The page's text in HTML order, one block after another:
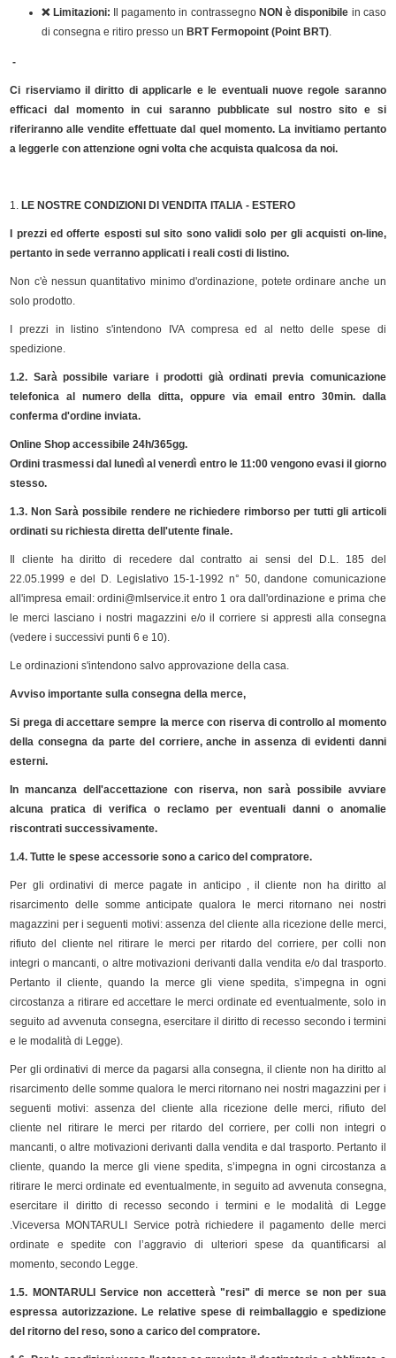
❌ Limitazioni: Il pagamento in contrassegno NON è disponibile in caso
di consegna e ritiro presso unBRT Fermopoint (Point BRT)
-
Ci riserviamo il diritto di applicarle e le eventuali nuove regole saranno
efficaci dal momento in cui saranno pubblicate sul nostro sito e si
riferiranno alle vendite effettuate dal quel momento. La invitiamo pertanto
a leggerle con attenzione ogni volta che acquista qualcosa da noi.
1. LE NOSTRE CONDIZIONI DI VENDITA ITALIA - ESTERO
I prezzi ed offerte esposti sul sito sono validi solo per gli acquisti on-line,
pertanto in sede verranno applicati i reali costi di listino.
Non c'è nessun quantitativo minimo d'ordinazione, potete ordinare anche un
solo prodotto.
I prezzi in listino s'intendono IVA compresa ed al netto delle spese di
spedizione.
1.2. Sarà possibile variare i prodotti già ordinati previa comunicazione
telefonica al numero della ditta, oppure via email entro 30min. dalla
conferma d'ordine inviata.
Online Shop accessibile 24h/365gg.
Ordini trasmessi dal lunedì al venerdì entro le 11:00 vengono evasi il giorno
stesso.
1.3. Non Sarà possibile rendere ne richiedere rimborso per tutti gli articoli
ordinati su richiesta diretta dell'utente finale.
Il cliente ha diritto di recedere dal contratto ai sensi del D.L. 185 del
22.05.1999 e del D. Legislativo 15-1-1992 n° 50, dandone comunicazione
all'impresa email: ordini@mlservice.it entro 1 ora dall'ordinazione e prima che
le merci lasciano i nostri magazzini e/o il corriere si appresti alla consegna
(vedere i successivi punti 6 e 10).
Le ordinazioni s'intendono salvo approvazione della casa.
Avviso importante sulla consegna della merce,
Si prega di accettare sempre la merce con riserva di controllo al momento
della consegna da parte del corriere, anche in assenza di evidenti danni
esterni.
In mancanza dell'accettazione con riserva, non sarà possibile avviare
alcuna pratica di verifica o reclamo per eventuali danni o anomalie
riscontrati successivamente.
1.4. Tutte le spese accessorie sono a carico del compratore.
Per gli ordinativi di merce pagate in anticipo , il cliente non ha diritto al
risarcimento delle somme anticipate qualora le merci ritornano nei nostri
magazzini per i seguenti motivi: assenza del cliente alla ricezione delle merci,
rifiuto del cliente nel ritirare le merci per ritardo del corriere, per colli non
integri o mancanti, o altre motivazioni derivanti dalla vendita e/o dal trasporto.
Pertanto il cliente, quando la merce gli viene spedita, s’impegna in ogni
circostanza a ritirare ed accettare le merci ordinate ed eventualmente, solo in
seguito ad avvenuta consegna, esercitare il diritto di recesso secondo i termini
e le modalità di Legge).
Per gli ordinativi di merce da pagarsi alla consegna, il cliente non ha diritto al
risarcimento delle somme qualora le merci ritornano nei nostri magazzini per i
seguenti motivi: assenza del cliente alla ricezione delle merci, rifiuto del
cliente nel ritirare le merci per ritardo del corriere, per colli non integri o
mancanti, o altre motivazioni derivanti dalla vendita e dal trasporto. Pertanto il
cliente, quando la merce gli viene spedita, s’impegna in ogni circostanza a
ritirare le merci ordinate ed eventualmente, in seguito ad avvenuta consegna,
esercitare il diritto di recesso secondo i termini e le modalità di Legge
.Viceversa MONTARULI Service potrà richiedere il pagamento delle merci
ordinate e spedite con l’aggravio di ulteriori spese da quantificarsi al
momento, secondo Legge.
1.5. MONTARULI Service non accetterà "resi" di merce se non per sua
espressa autorizzazione. Le relative spese di reimballaggio e spedizione
del ritorno del reso, sono a carico del compratore.